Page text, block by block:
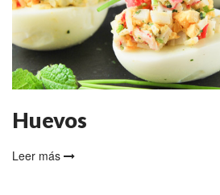
Huevos
Leer más